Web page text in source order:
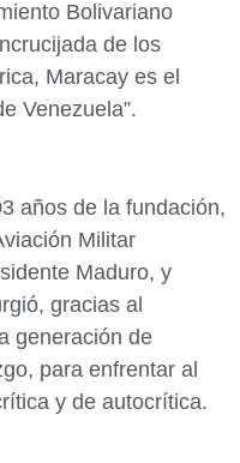
Bolivariano
de los
Maracay es el
Venezuela”.
años de la fundación,
Militar
Maduro, y
gracias al
generación de
para enfrentar al
y de autocrítica.